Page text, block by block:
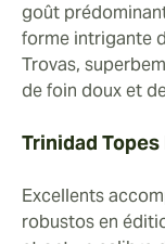
goût
forme intrigante
Trovas,
de foin doux et
Trinidad Topes
Excellents
robustos en